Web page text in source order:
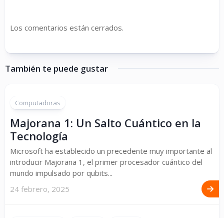
Los comentarios están cerrados.
También te puede gustar
Computadoras
Majorana 1: Un Salto Cuántico en la
Tecnología
Microsoft ha establecido un precedente muy importante al
introducir Majorana 1, el primer procesador cuántico del
mundo impulsado por qubits...
24 febrero, 2025